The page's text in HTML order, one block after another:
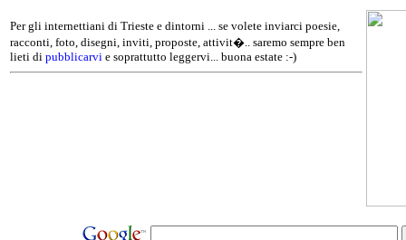
Per gli internettiani di Trieste e dintorni ... se volete inviarci poesie,
racconti, foto, disegni, inviti, proposte, attivit�.. saremo sempre ben
lieti di pubblicarvi e soprattutto leggervi... buona estate :-)